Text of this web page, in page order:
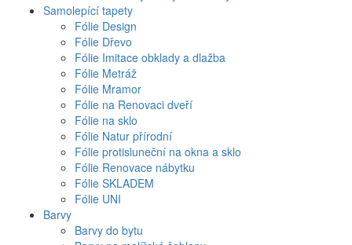
Samolepící tapety
Fólie Design
Fólie Dřevo
Fólie Imitace obklady a dlažba
Fólie Metráž
Fólie Mramor
Fólie na Renovaci dveří
Fólie na sklo
Fólie Natur přírodní
Fólie protisluneční na okna a sklo
Fólie Renovace nábytku
Fólie SKLADEM
Fólie UNI
Barvy
Barvy do bytu